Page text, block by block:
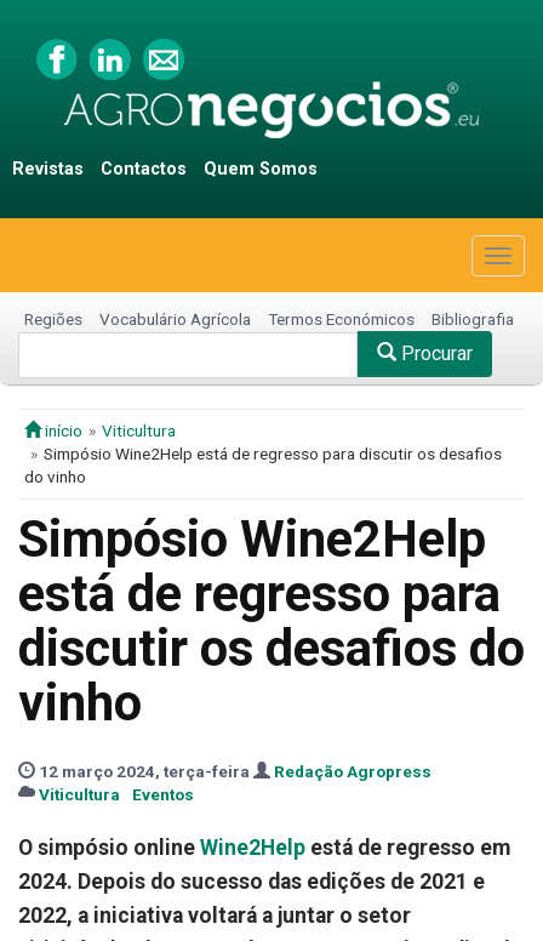
Revistas Contactos Quem Somos
Regiões Vocabulário Agrícola Termos Económicos Bibliografia
Procurar
início
Viticultura
Simpósio Wine2Help está de regresso para discutir os desafios
do vinho
Simpósio Wine2Help
está de regresso para
discutir os desafios do
vinho
12 março 2024, terça-feira
Redação Agropress
Viticultura
Eventos
O simpósio online Wine2Help está de regresso em
2024. Depois do sucesso das edições de 2021 e
2022, a iniciativa voltará a juntar o setor